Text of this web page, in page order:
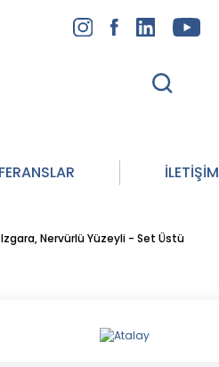
İLETİŞİM
Nervürlü Yüzeyli - Set Üstü